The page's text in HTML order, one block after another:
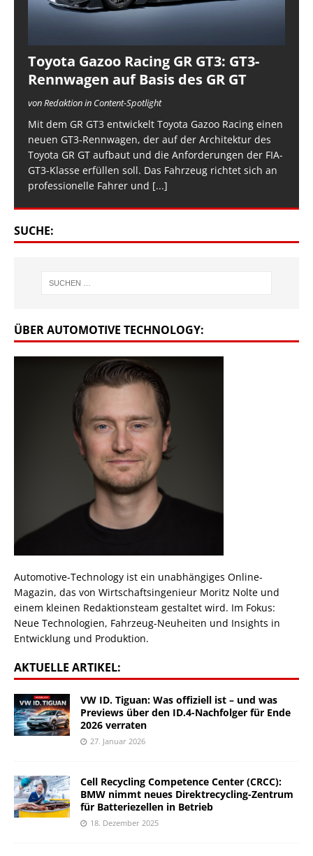
Toyota Gazoo Racing GR GT3: GT3-
Rennwagen auf Basis des GR GT
von Redaktion in Content-Spotlight
Mit dem GR GT3 entwickelt Toyota Gazoo Racing einen
neuen GT3-Rennwagen, der auf der Architektur des
Toyota GR GT aufbaut und die Anforderungen der FIA-
GT3-Klasse erfüllen soll. Das Fahrzeug richtet sich an
professionelle Fahrer und [...]
SUCHE:
ÜBER AUTOMOTIVE TECHNOLOGY:
Automotive-Technology ist ein unabhängiges Online-
Magazin, das von Wirtschaftsingenieur Moritz Nolte und
einem kleinen Redaktionsteam gestaltet wird. Im Fokus:
Neue Technologien, Fahrzeug-Neuheiten und Insights in
Entwicklung und Produktion.
AKTUELLE ARTIKEL:
VW ID. Tiguan: Was offiziell ist – und was
Previews über den ID.4-Nachfolger für Ende
2026 verraten
27. Januar 2026
Cell Recycling Competence Center (CRCC):
BMW nimmt neues Direktrecycling-Zentrum
für Batteriezellen in Betrieb
18. Dezember 2025